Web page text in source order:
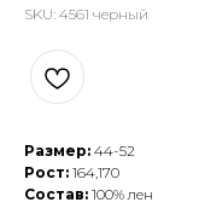
SKU: 4561 черный
Размер: 44-52
Рост: 164,170
Состав: 100% лен